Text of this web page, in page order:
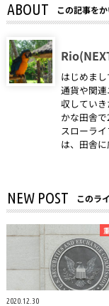
ABOUT この記事を
はじめま
通貨や関
収してい
かな田舎
スローラ
は、田舎
NEW POST このラ
2020.12.30